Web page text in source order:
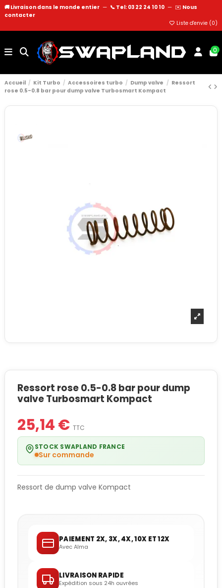
🚚 Livraison dans le monde entier — 📞 Tel: 03 22 24 10 10 — ✉️ Nous
contacter
Liste d'envie (0)
0
Accueil Kit Turbo Accessoires turbo Dump valve
Ressort
rose 0.5-0.8 bar pour dump valve Turbosmart Kompact
Ressort rose 0.5-0.8 bar pour dump
valve Turbosmart Kompact
25,14 € TTC
STOCK SWAPLAND FRANCE
Sur commande
Ressort de dump valve Kompact
PAIEMENT 2X, 3X, 4X, 10X ET 12X
Avec Alma
LIVRAISON RAPIDE
Expédition sous 24h ouvrées